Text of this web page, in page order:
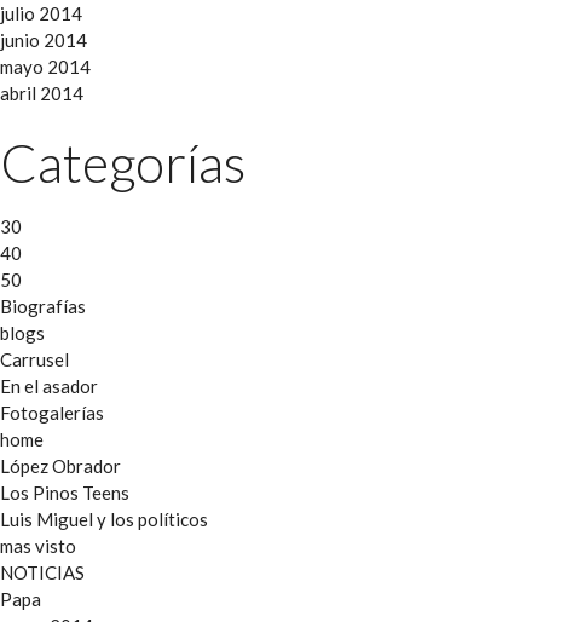
julio 2014
junio 2014
mayo 2014
abril 2014
Categorías
30
40
50
Biografías
blogs
Carrusel
En el asador
Fotogalerías
home
López Obrador
Los Pinos Teens
Luis Miguel y los políticos
mas visto
NOTICIAS
Papa